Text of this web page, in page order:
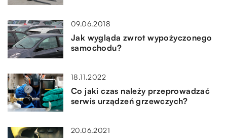
09.06.2018
Jak wygląda zwrot wypożyczonego
samochodu?
18.11.2022
Co jaki czas należy przeprowadzać
serwis urządzeń grzewczych?
20.06.2021